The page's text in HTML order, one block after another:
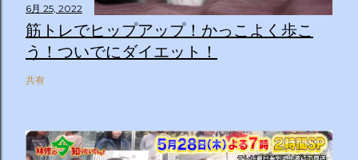
6月 25, 2022
筋トレでヒップアップ！かっこよく歩こ
う！ついでにダイエット！
共有